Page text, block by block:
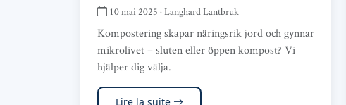
10 mai 2025 · Langhard Lantbruk
Kompostering skapar näringsrik jord och gynnar
mikrolivet – sluten eller öppen kompost? Vi
hjälper dig välja.
Lire la suite